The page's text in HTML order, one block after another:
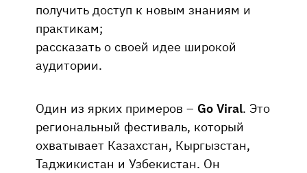
получить доступ к новым знаниям и
практикам;
рассказать о своей идее широкой
аудитории.
Один из ярких примеров – Go Viral. Это
региональный фестиваль, который
охватывает Казахстан, Кыргызстан,
Таджикистан и Узбекистан. Он